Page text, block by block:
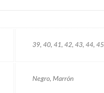
39, 40, 41, 42, 43, 44, 45
Negro, Marrón